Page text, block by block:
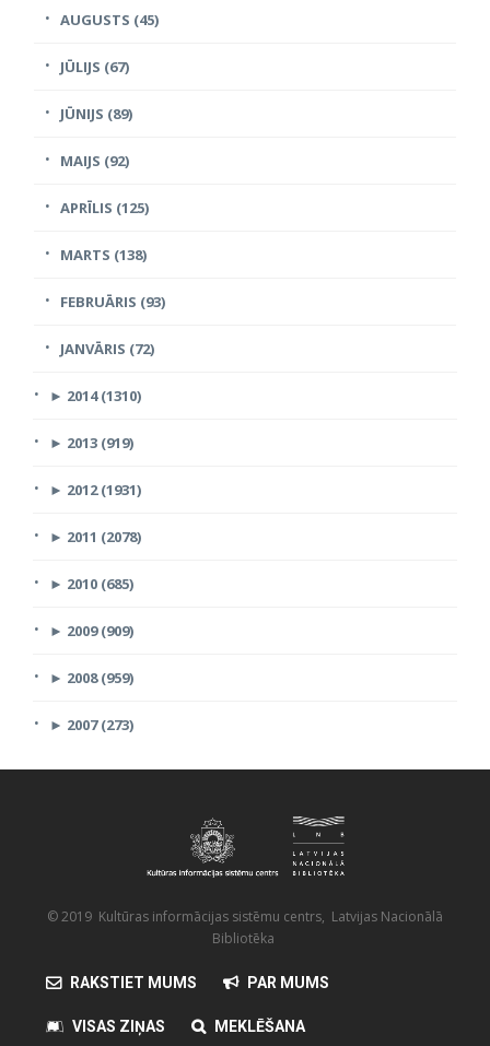
AUGUSTS (45)
JŪLIJS (67)
JŪNIJS (89)
MAIJS (92)
APRĪLIS (125)
MARTS (138)
FEBRUĀRIS (93)
JANVĀRIS (72)
► 2014 (1310)
► 2013 (919)
► 2012 (1931)
► 2011 (2078)
► 2010 (685)
► 2009 (909)
► 2008 (959)
► 2007 (273)
© 2019 Kultūras informācijas sistēmu centrs, Latvijas Nacionālā
Bibliotēka
RAKSTIET MUMS PAR MUMS
VISAS ZIŅAS MEKLĒŠANA